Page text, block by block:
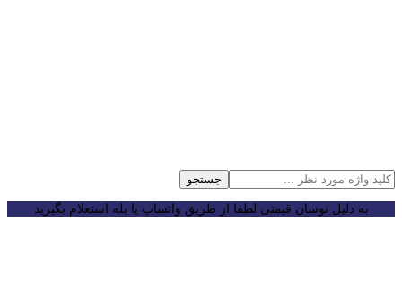
جستجو
به دلیل نوسان قیمتی لطفا از طریق واتساپ یا بله استعلام بگیرید